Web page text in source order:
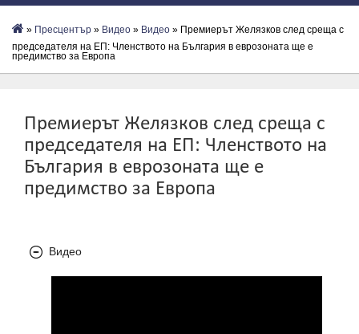
» Пресцентър » Видеo » Видео » Премиерът Желязков след среща с
председателя на ЕП: Членството на България в еврозоната ще е
предимство за Европа
Премиерът Желязков след среща с
председателя на ЕП: Членството на
България в еврозоната ще е
предимство за Европа
Видео